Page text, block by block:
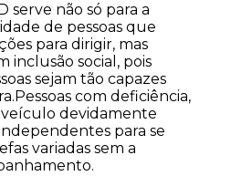
serve não só para a
de pessoas que
para dirigir, mas
inclusão social, pois
sejam tão capazes
com deficiência,
devidamente
para se
variadas sem a